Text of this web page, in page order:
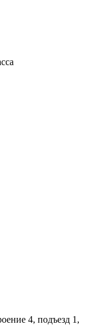
4, подъезд 1,